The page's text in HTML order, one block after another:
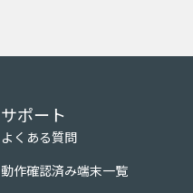
サポート
よくある質問
動作確認済み端末一覧